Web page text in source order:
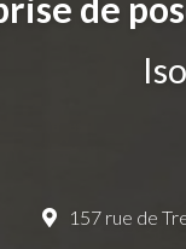
157 rue de